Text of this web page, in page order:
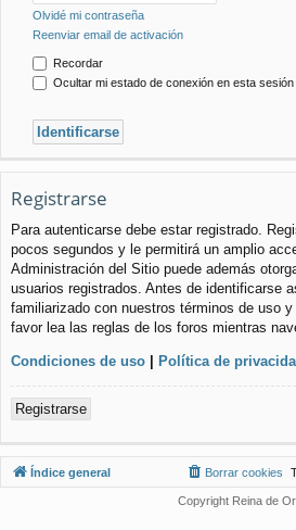
Olvidé mi contraseña
Reenviar email de activación
Recordar
Ocultar mi estado de conexión en esta sesión
Registrarse
Para autenticarse debe estar registrado.
pocos segundos y le permitirá un amplio
Administración del Sitio puede además
usuarios registrados. Antes de identificarse
familiarizado con nuestros términos de uso
favor lea las reglas de los foros mientras
Condiciones de uso | Política de
Registrarse
Índice general Borrar cookies
Copyright Reina de